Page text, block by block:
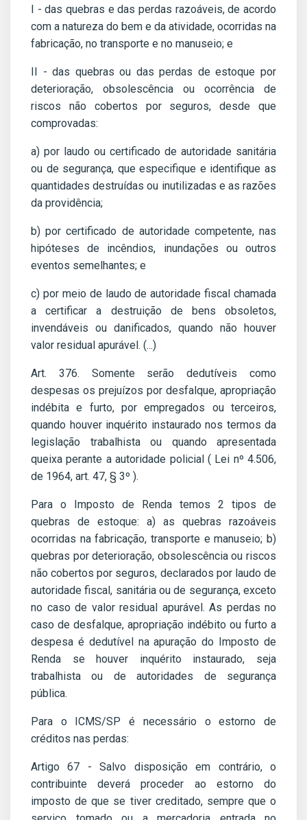
I - das quebras e das perdas razoáveis, de acordo
com a natureza do bem e da atividade, ocorridas na
fabricação, no transporte e no manuseio; e
II - das quebras ou das perdas de estoque por
deterioração, obsolescência ou ocorrência de
riscos não cobertos por seguros, desde que
comprovadas:
a) por laudo ou certificado de autoridade sanitária
ou de segurança, que especifique e identifique as
quantidades destruídas ou inutilizadas e as razões
da providência;
b) por certificado de autoridade competente, nas
hipóteses de incêndios, inundações ou outros
eventos semelhantes; e
c) por meio de laudo de autoridade fiscal chamada
a certificar a destruição de bens obsoletos,
invendáveis ou danificados, quando não houver
valor residual apurável. (...)
Art. 376. Somente serão dedutíveis como
despesas os prejuízos por desfalque, apropriação
indébita e furto, por empregados ou terceiros,
quando houver inquérito instaurado nos termos da
legislação trabalhista ou quando apresentada
queixa perante a autoridade policial ( Lei nº 4.506,
de 1964, art. 47, § 3º ).
Para o Imposto de Renda temos 2 tipos de
quebras de estoque: a) as quebras razoáveis
ocorridas na fabricação, transporte e manuseio; b)
quebras por deterioração, obsolescência ou riscos
não cobertos por seguros, declarados por laudo de
autoridade fiscal, sanitária ou de segurança, exceto
no caso de valor residual apurável. As perdas no
caso de desfalque, apropriação indébito ou furto a
despesa é dedutível na apuração do Imposto de
Renda se houver inquérito instaurado, seja
trabalhista ou de autoridades de segurança
pública.
Para o ICMS/SP é necessário o estorno de
créditos nas perdas:
Artigo 67 - Salvo disposição em contrário, o
contribuinte deverá proceder ao estorno do
imposto de que se tiver creditado, sempre que o